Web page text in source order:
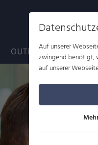
OUTDOOR KULTUR
Auf unserer
zwingend benötigt,
auf unserer